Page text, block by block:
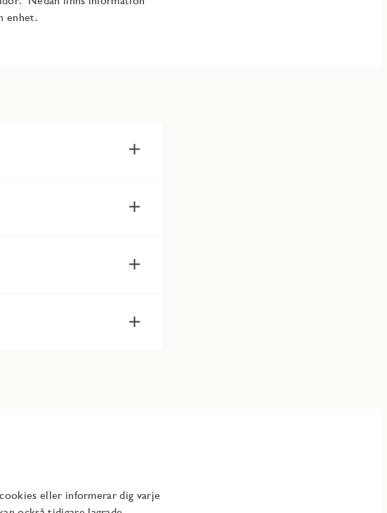
enhet.
eller informerar dig varje